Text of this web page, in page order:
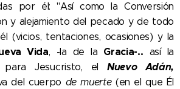
por él: "Así como la Conversión
y alejamiento del pecado y de todo
(vicios, tentaciones, ocasiones) y la
Vida, -la de la Gracia-.. así la
para Jesucristo, elNuevo Adán,
del cuerpo de muerte(en el que Él